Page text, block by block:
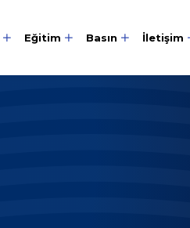
Eğitim Basın İletişim